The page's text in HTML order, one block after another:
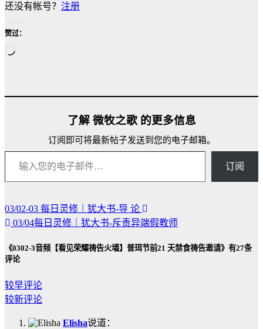
还没有帐号？ 注册
赞过：
正
载…
了解 微牧之歌 的更多信息
订阅即可将最新帖子发送到您的电子邮箱。
输入您的电子邮件…
订阅
文
章
导
03/02-03 每日灵修｜犹大书-导 论
03/04每日灵修｜犹大书-斥责异端假教师
《0302-3音频【看见荣耀祷告火墙】普珥节前21 天禁食祷告邀请》有27条
评论
评
较早评论
较新评论
Elisha说道：